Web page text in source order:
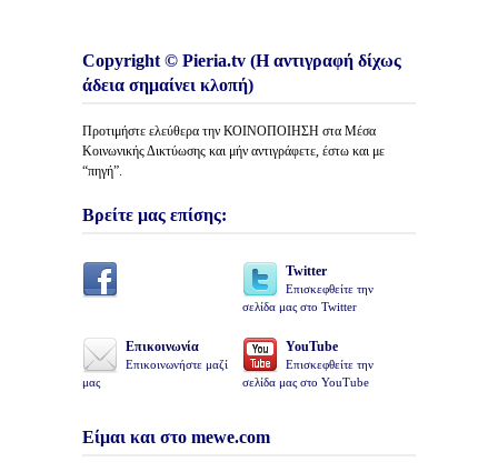
Copyright © Pieria.tv (Η αντιγραφή δίχως
άδεια σημαίνει κλοπή)
Προτιμήστε ελεύθερα την ΚΟΙΝΟΠΟΙΗΣΗ στα Μέσα
Κοινωνικής Δικτύωσης και μήν αντιγράφετε, έστω και με
“πηγή”.
Βρείτε μας επίσης:
Twitter
Επισκεφθείτε την
σελίδα μας στο Twitter
Επικοινωνία
Επικοινωνήστε μαζί
μας
YouTube
Επισκεφθείτε την
σελίδα μας στο YouTube
Είμαι και στο mewe.com